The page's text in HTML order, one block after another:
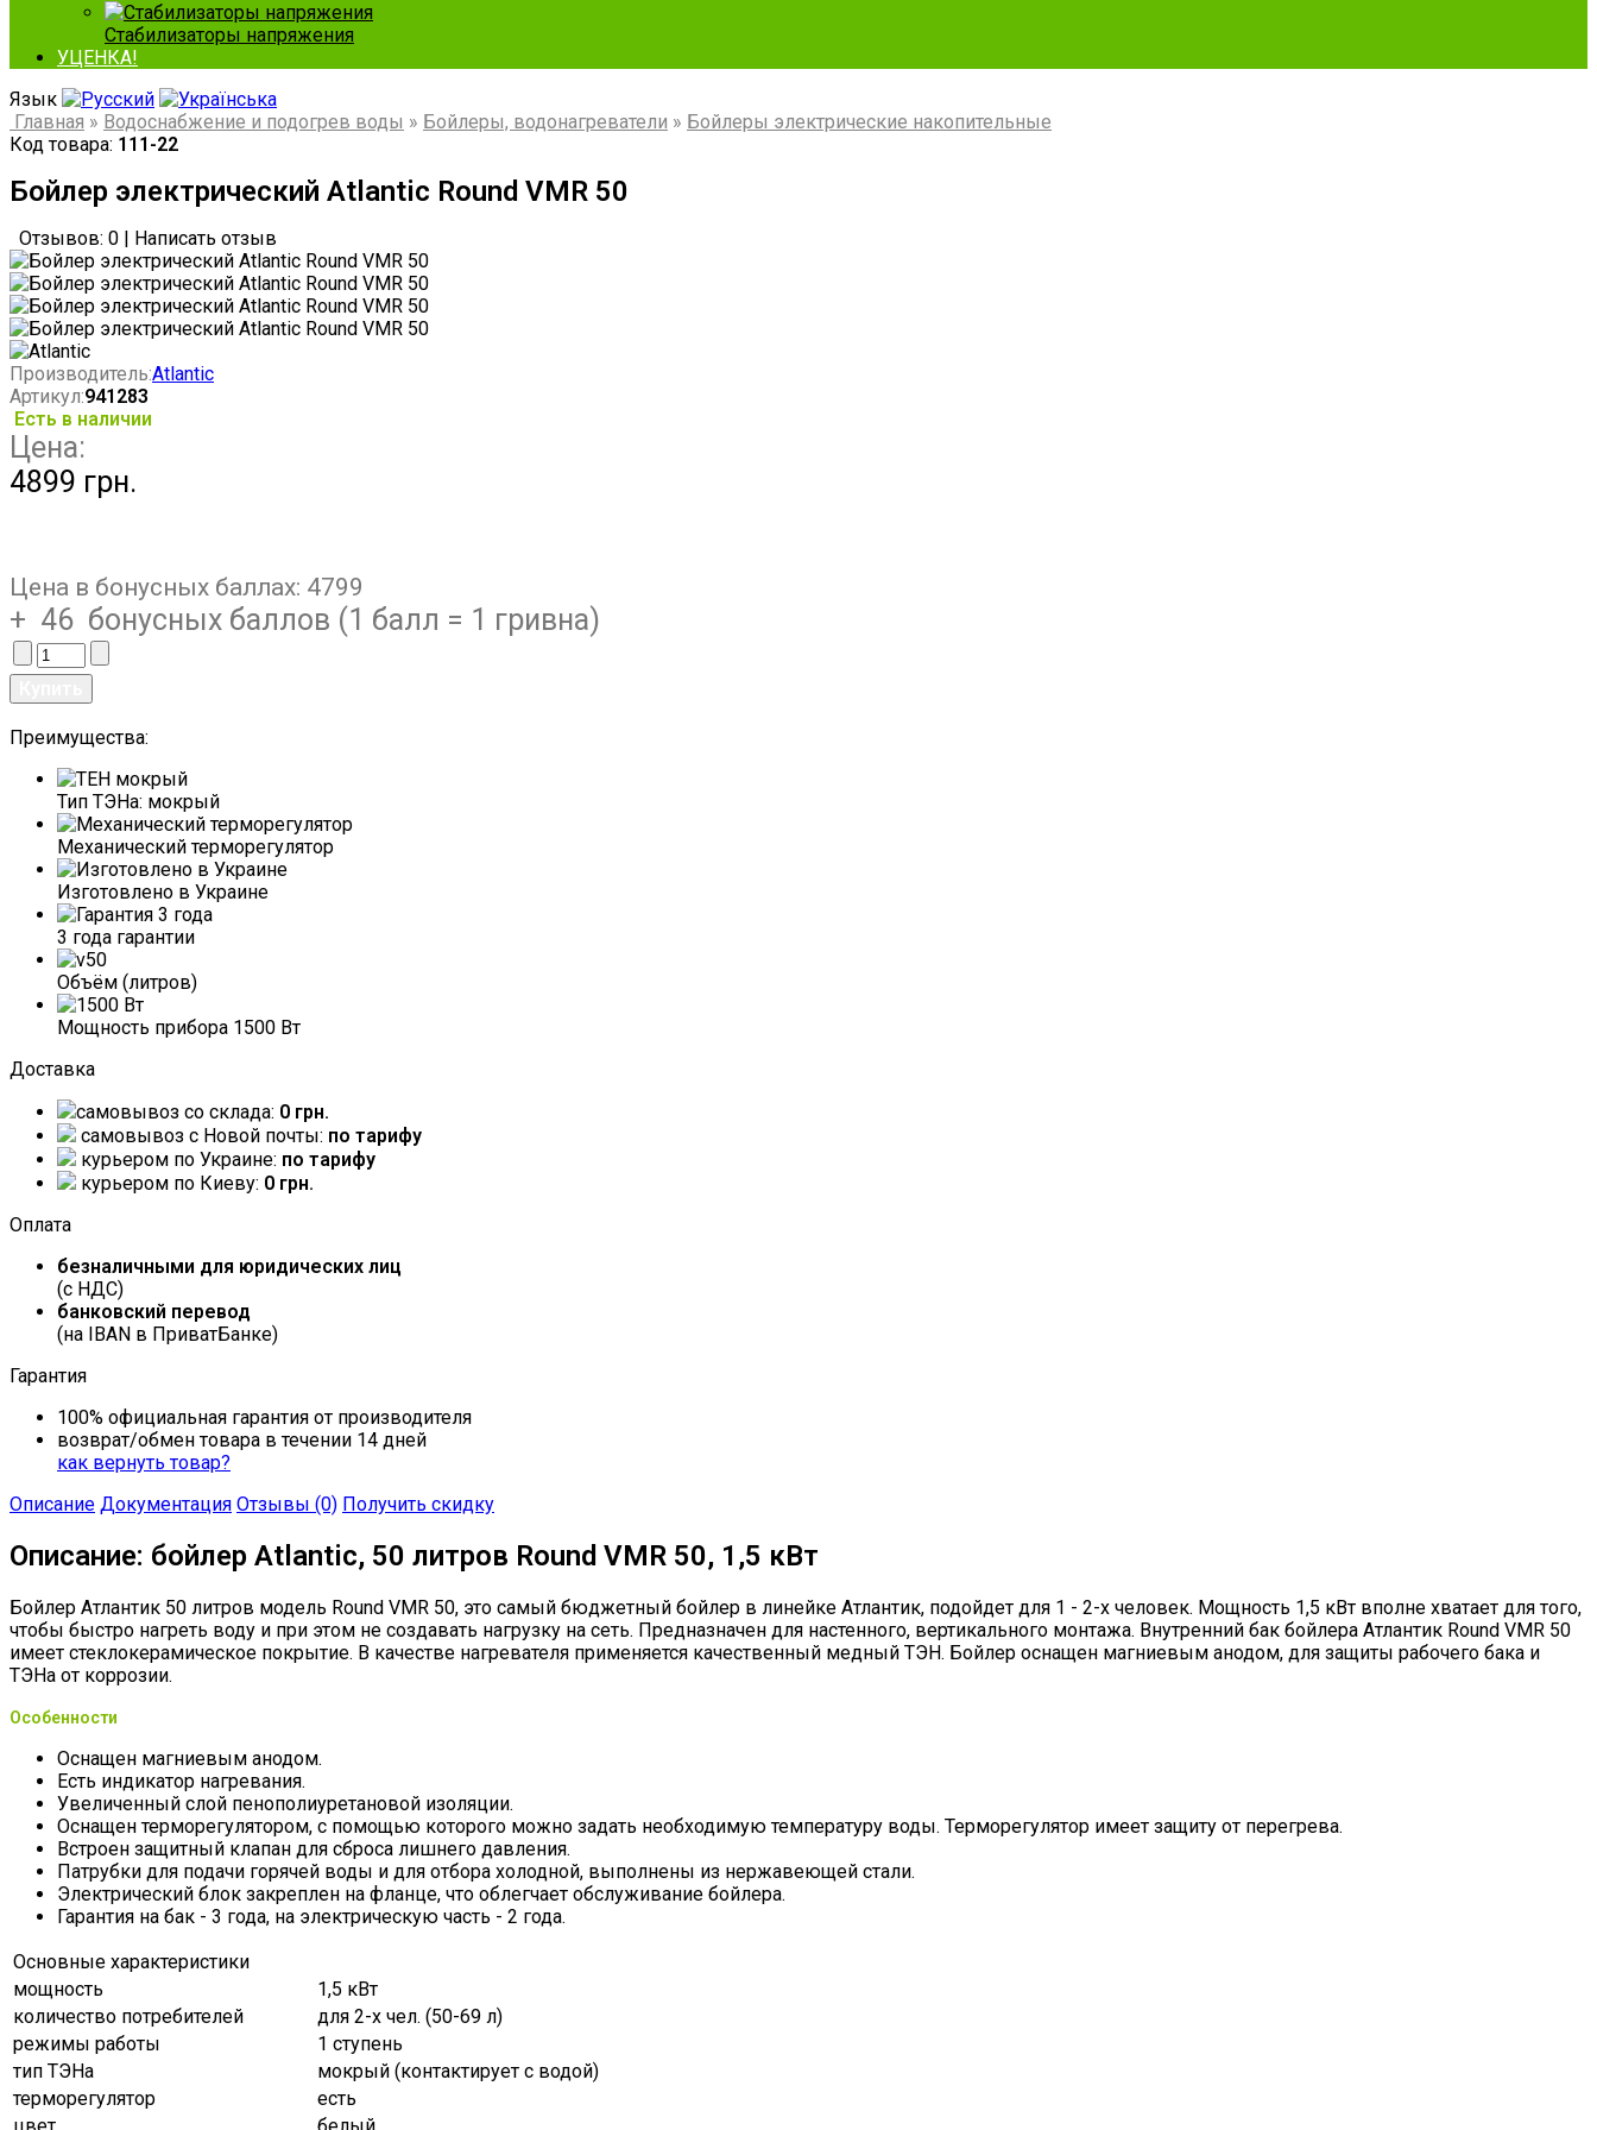
Стабилизаторы напряжения
УЦЕНКА!
Язык
Главная » Водоснабжение и подогрев воды » Бойлеры, водонагреватели » Бойлеры электрические накопительные
Код товара: 111-22
Бойлер электрический Atlantic Round VMR 50
Отзывов: 0 Написать отзыв
Производитель:Atlantic
Артикул:941283
Есть в наличии
Цена:
4899 грн.
Цена в бонусных баллах: 4799
+ 46 бонусных баллов (1 балл = 1 гривна)
Преимущества:
Тип ТЭНа: мокрый
Механический терморегулятор
Изготовлено в Украине
3 года гарантии
Объём (литров)
Мощность прибора 1500 Вт
Доставка
самовывоз со склада: 0 грн.
самовывоз c Новой почты: по тарифу
курьером по Украине: по тарифу
курьером по Киеву: 0 грн.
Оплата
безналичными для юридических лиц
(с НДС)
банковский перевод
(на IBAN в ПриватБанке)
Гарантия
100% официальная гарантия от производителя
возврат/обмен товара в течении 14 дней
как вернуть товар?
Описание Документация Отзывы (0) Получить скидку
Описание: бойлер Atlantic, 50 литров Round VMR 50, 1,5 кВт
Бойлер Атлантик 50 литров модель Round VMR 50, это самый бюджетный бойлер в линейке Атлантик, подойдет для 1 - 2-х человек. Мощность 1,5 кВт вполне хватает для того,
чтобы быстро нагреть воду и при этом не создавать нагрузку на сеть. Предназначен для настенного, вертикального монтажа. Внутренний бак бойлера Атлантик Round VMR 50
имеет стеклокерамическое покрытие. В качестве нагревателя применяется качественный медный ТЭН. Бойлер оснащен магниевым анодом, для защиты рабочего бака и
ТЭНа от коррозии.
Особенности
Оснащен магниевым анодом.
Есть индикатор нагревания.
Увеличенный слой пенополиуретановой изоляции.
Оснащен терморегулятором, с помощью которого можно задать необходимую температуру воды. Терморегулятор имеет защиту от перегрева.
Встроен защитный клапан для сброса лишнего давления.
Патрубки для подачи горячей воды и для отбора холодной, выполнены из нержавеющей стали.
Электрический блок закреплен на фланце, что облегчает обслуживание бойлера.
Гарантия на бак - 3 года, на электрическую часть - 2 года.
Основные характеристики
мощность
1,5 кВт
количество потребителей
для 2-х чел. (50-69 л)
режимы работы
1 ступень
тип ТЭНа
мокрый (контактирует с водой)
терморегулятор
есть